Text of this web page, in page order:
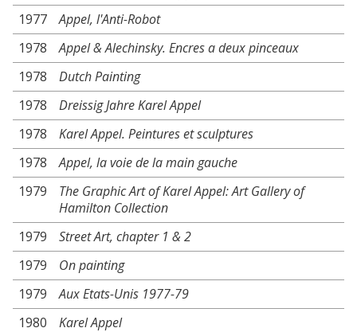
1977
Appel, l'Anti-Robot
1978
Appel & Alechinsky. Encres a deux pinceaux
1978
Dutch Painting
1978
Dreissig Jahre Karel Appel
1978
Karel Appel. Peintures et sculptures
1978
Appel, la voie de la main gauche
1979
The Graphic Art of Karel Appel: Art Gallery of
Hamilton Collection
1979
Street Art, chapter 1 & 2
1979
On painting
1979
Aux Etats-Unis 1977-79
1980
Karel Appel